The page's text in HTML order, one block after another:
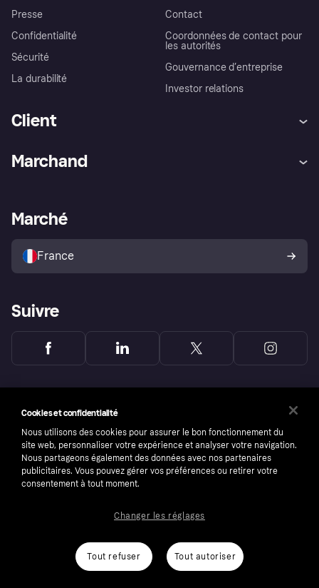
Presse
Confidentialité
Sécurité
La durabilité
Contact
Coordonnées de contact pour
les autorités
Gouvernance d’entreprise
Investor relations
Client
Explorez les magasins
Politique de protection de
l’acheteur Klarna
Marchand
Portail Marchand
Marché
France
Suivre
number: 556737-0431
ConditionsCookiesKlarna.com
Cookies et confidentialité
Nous utilisons des cookies pour assurer le bon fonctionnement du
site web, personnaliser votre expérience et analyser votre navigation.
Nous partageons également des données avec nos partenaires
publicitaires. Vous pouvez gérer vos préférences ou retirer votre
consentement à tout moment.
Tout refuser Tout autoriser
Changer les réglages